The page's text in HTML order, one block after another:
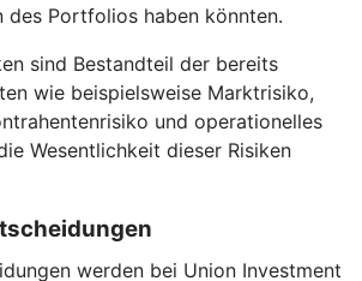
des Portfolios haben könnten.
sind Bestandteil der bereits
wie beispielsweise Marktrisiko,
und operationelles
Wesentlichkeit dieser Risiken
werden bei Union Investment